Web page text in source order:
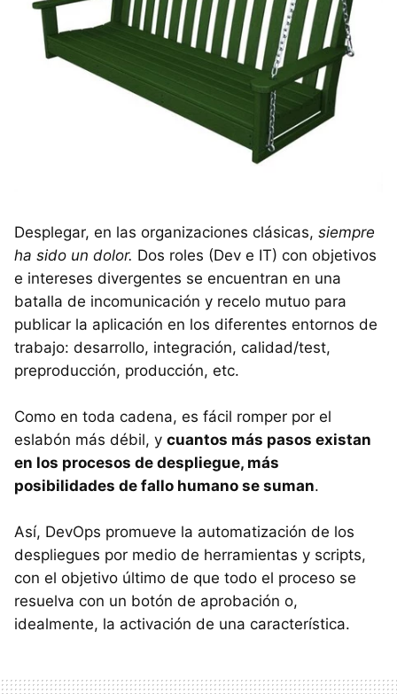
Desplegar, en las organizaciones clásicas, siempre
ha sido un dolor. Dos roles (Dev e IT) con objetivos
e intereses divergentes se encuentran en una
batalla de incomunicación y recelo mutuo para
publicar la aplicación en los diferentes entornos de
trabajo: desarrollo, integración, calidad/test,
preproducción, producción, etc.
Como en toda cadena, es fácil romper por el
eslabón más débil, y cuantos más pasos existan
en los procesos de despliegue, más
posibilidades de fallo humano se suman.
Así, DevOps promueve la automatización de los
despliegues por medio de herramientas y scripts,
con el objetivo último de que todo el proceso se
resuelva con un botón de aprobación o,
idealmente, la activación de una característica.